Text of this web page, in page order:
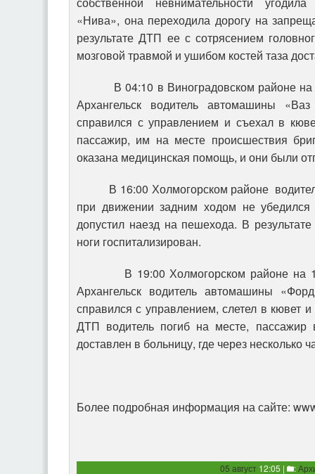
«Нива», она переходила дорогу на
результате ДТП ее с сотрясением
мозговой травмой и ушибом костей таза
В 04:10 в Виноградовском районе на
Архангельск водитель автомашины
справился с управлением и съехал в
пассажир, им на месте происшествия
оказана медицинская помощь, и они были
В 16:00 Холмогорском районе
при движении задним ходом не
допустил наезд на пешехода. В
ноги госпитализирован.
В 19:00 Холмогорском районе на
Архангельск водитель автомашины
справился с управлением, слетел в кювет
ДТП водитель погиб на месте,
доставлен в больницу, где через несколько
Более подробная информация на сайте:
05 август12:05 | :